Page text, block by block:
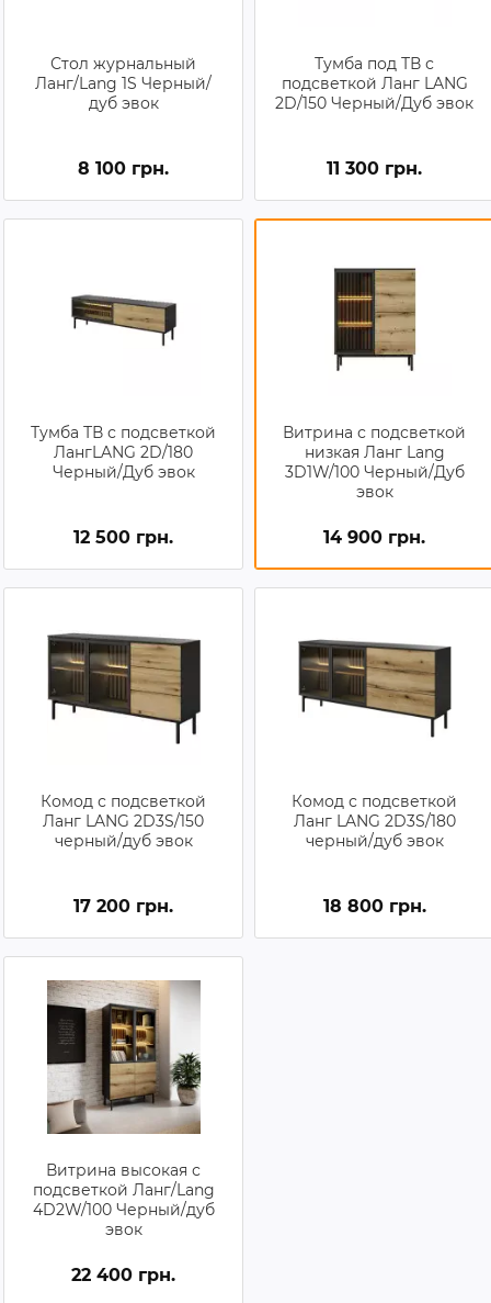
Стол журнальный
Ланг/Lang 1S Черный/
дуб эвок
8 100 грн.
Тумба под ТВ с
подсветкой Ланг LANG
2D/150 Черный/Дуб эвок
11 300 грн.
Тумба ТВ с подсветкой
ЛангLANG 2D/180
Черный/Дуб эвок
12 500 грн.
Витрина с подсветкой
низкая Ланг Lang
3D1W/100 Черный/Дуб
эвок
14 900 грн.
Комод с подсветкой
Ланг LANG 2D3S/150
черный/дуб эвок
17 200 грн.
Комод с подсветкой
Ланг LANG 2D3S/180
черный/дуб эвок
18 800 грн.
Витрина высокая с
подсветкой Ланг/Lang
4D2W/100 Черный/дуб
эвок
22 400 грн.